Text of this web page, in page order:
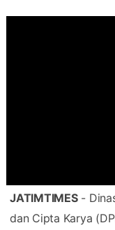
JATIMTIMES-
dan Cipta Karya